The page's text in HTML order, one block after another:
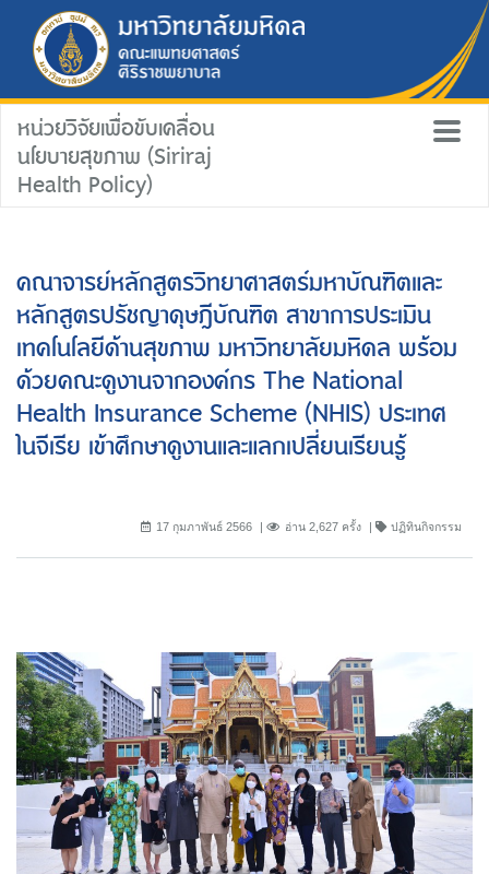
หน่วยวิจัยเพื่อขับเคลื่อน
นโยบายสุขภาพ (Siriraj
Health Policy)
คณาจารย์หลักสูตรวิทยาศาสตร์มหาบัณฑิตและ
หลักสูตรปรัชญาดุษฎีบัณฑิต สาขาการประเมิน
เทคโนโลยีด้านสุขภาพ มหาวิทยาลัยมหิดล พร้อม
ด้วยคณะดูงานจากองค์กร The National
Health Insurance Scheme (NHIS) ประเทศ
ไนจีเรีย เข้าศึกษาดูงานและแลกเปลี่ยนเรียนรู้
17 กุมภาพันธ์ 2566 อ่าน 2,627 ครั้ง ปฏิทินกิจกรรม